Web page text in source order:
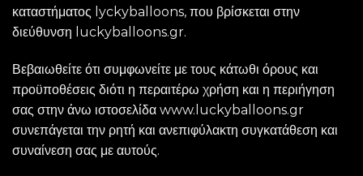
καταστήματος lyckyballoons, που βρίσκεται στην
διεύθυνση luckyballoons.gr.
Βεβαιωθείτε ότι συμφωνείτε με τους κάτωθι όρους και
προϋποθέσεις διότι η περαιτέρω χρήση και η περιήγηση
σας στην άνω ιστοσελίδα www.luckyballoons.gr
συνεπάγεται την ρητή και ανεπιφύλακτη συγκατάθεση και
συναίνεση σας με αυτούς.